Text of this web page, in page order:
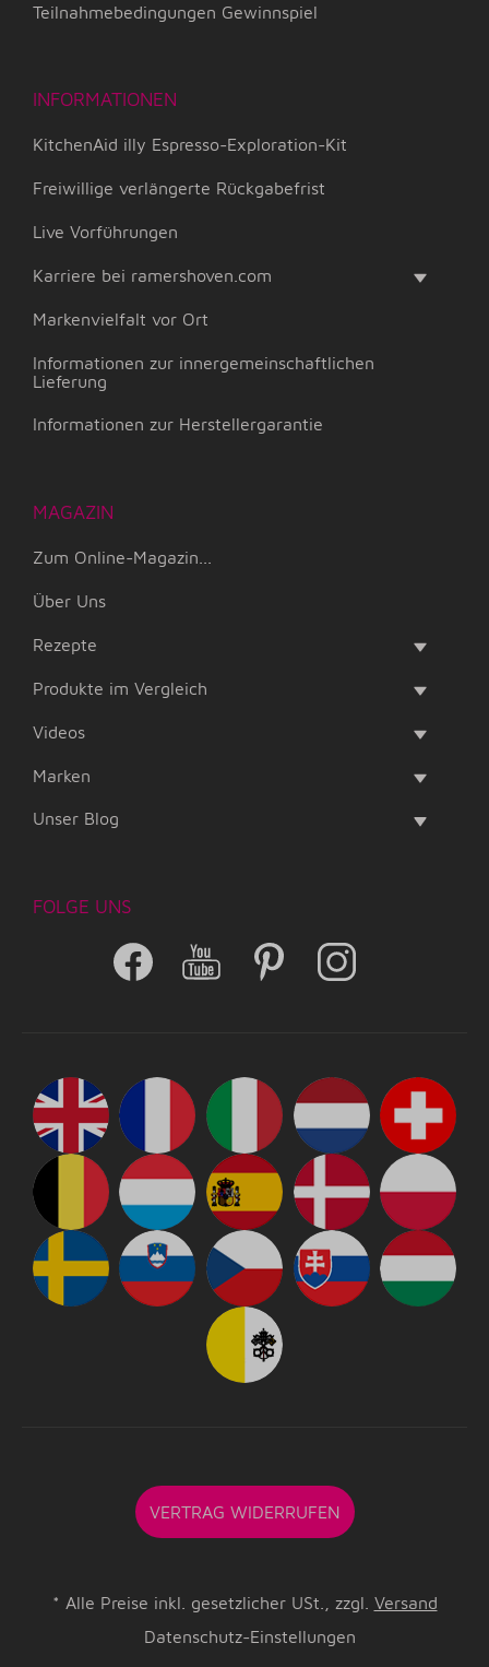
Teilnahmebedingungen Gewinnspiel
INFORMATIONEN
KitchenAid illy Espresso-Exploration-Kit
Freiwillige verlängerte Rückgabefrist
Live Vorführungen
Karriere bei ramershoven.com
Markenvielfalt vor Ort
Informationen zur innergemeinschaftlichen
Lieferung
Informationen zur Herstellergarantie
MAGAZIN
Zum Online-Magazin...
Über Uns
Rezepte
Produkte im Vergleich
Videos
Marken
Unser Blog
FOLGE UNS
VERTRAG WIDERRUFEN
* Alle Preise inkl. gesetzlicher USt., zzgl. Versand
Datenschutz-Einstellungen